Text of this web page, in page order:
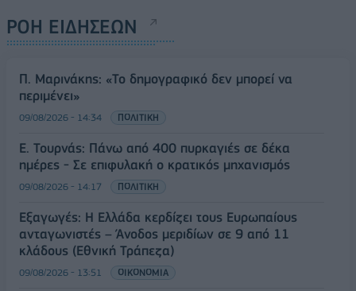
ΡΟΗ ΕΙΔΗΣΕΩΝ
Π. Μαρινάκης: «Το δημογραφικό δεν μπορεί να
περιμένει»
09/08/2026 - 14:34 ΠΟΛΙΤΙΚΗ
Ε. Τουρνάς: Πάνω από 400 πυρκαγιές σε δέκα
ημέρες - Σε επιφυλακή ο κρατικός μηχανισμός
09/08/2026 - 14:17 ΠΟΛΙΤΙΚΗ
Εξαγωγές: Η Ελλάδα κερδίζει τους Ευρωπαίους
ανταγωνιστές – Άνοδος μεριδίων σε 9 από 11
κλάδους (Εθνική Τράπεζα)
09/08/2026 - 13:51 ΟΙΚΟΝΟΜΙΑ